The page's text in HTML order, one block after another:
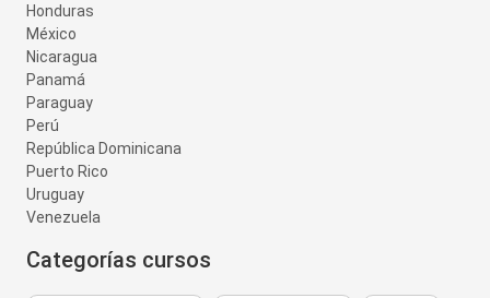
Honduras
México
Nicaragua
Panamá
Paraguay
Perú
República Dominicana
Puerto Rico
Uruguay
Venezuela
Categorías cursos